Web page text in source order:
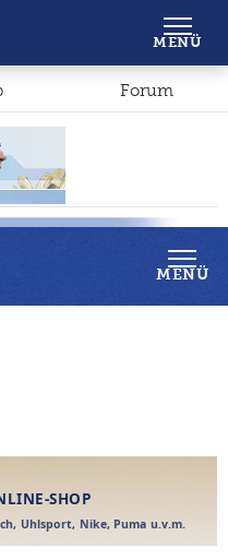
Forum
MENÜ